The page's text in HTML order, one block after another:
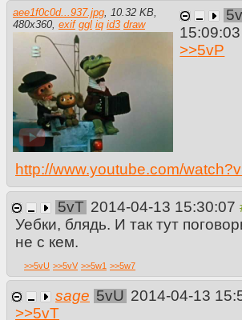
aee1f0c0d...937.jpg 10.32 KB
480x360 exif ggl iq id3 draw
>>5vP
http://www.youtube.com/
5vT 2014-04-13 15:30:07
Уебки, блядь. И так тут
не с кем.
>>5vU >>5vV >>5w1 >>5w7
sage 5vU 2014-04-13
>>5vT